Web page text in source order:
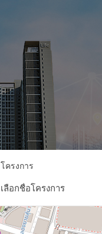
โครงการ
เลือกชื่อโครงการ